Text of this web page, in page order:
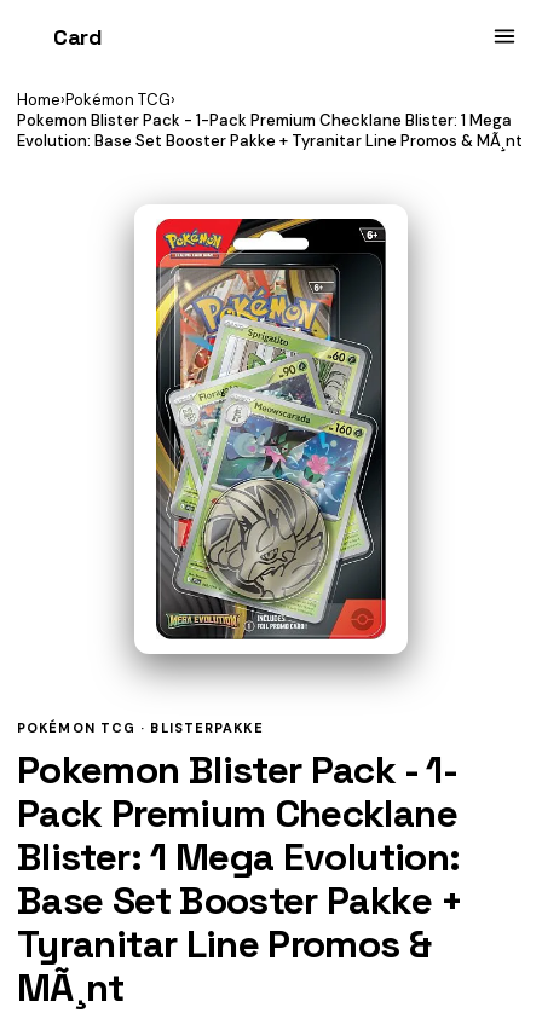
Card
Home›Pokémon TCG›
Pokemon Blister Pack - 1-Pack Premium Checklane Blister: 1 Mega
Evolution: Base Set Booster Pakke + Tyranitar Line Promos & MÃ¸nt
POKÉMON TCG · BLISTERPAKKE
Pokemon Blister Pack - 1-
Pack Premium Checklane
Blister: 1 Mega Evolution:
Base Set Booster Pakke +
Tyranitar Line Promos &
MÃ¸nt